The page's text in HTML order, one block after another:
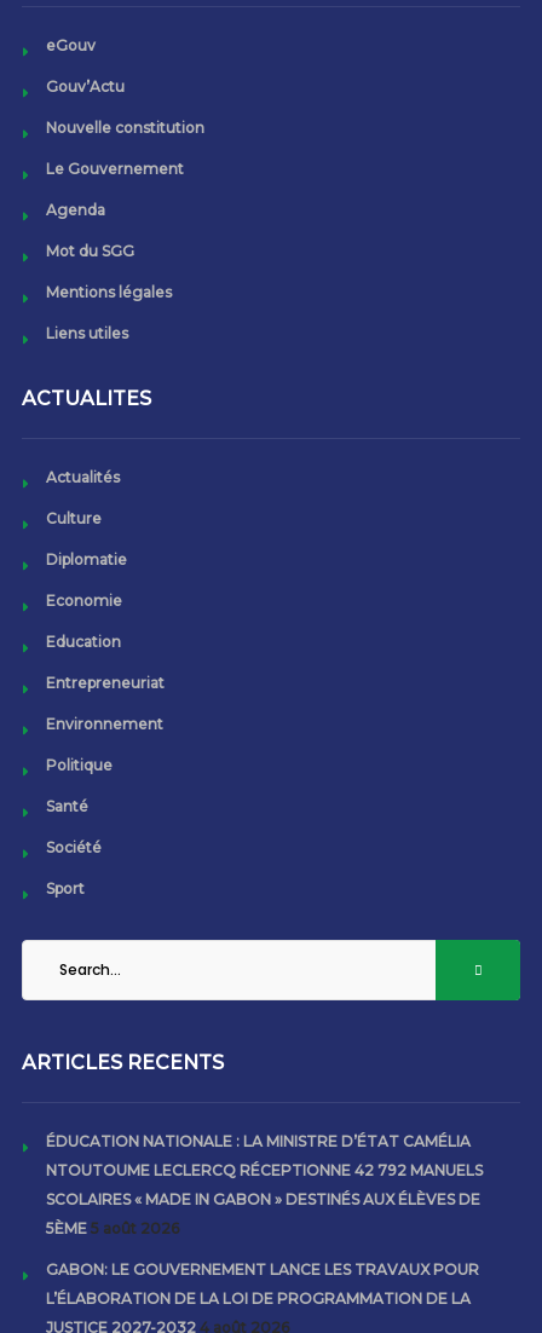
eGouv
Gouv’Actu
Nouvelle constitution
Le Gouvernement
Agenda
Mot du SGG
Mentions légales
Liens utiles
ACTUALITES
Actualités
Culture
Diplomatie
Economie
Education
Entrepreneuriat
Environnement
Politique
Santé
Société
Sport
ARTICLES RECENTS
ÉDUCATION NATIONALE : LA MINISTRE D’ÉTAT CAMÉLIA
NTOUTOUME LECLERCQ RÉCEPTIONNE 42 792 MANUELS
SCOLAIRES « MADE IN GABON » DESTINÉS AUX ÉLÈVES DE
5ÈME 5 août 2026
GABON: LE GOUVERNEMENT LANCE LES TRAVAUX POUR
L’ÉLABORATION DE LA LOI DE PROGRAMMATION DE LA
JUSTICE 2027-2032 4 août 2026